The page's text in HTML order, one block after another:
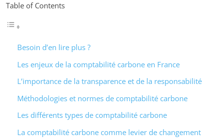
Table of Contents
Besoin d’en lire plus ?
Les enjeux de la comptabilité carbone en France
L’importance de la transparence et de la responsabilité
Méthodologies et normes de comptabilité carbone
Les différents types de comptabilité carbone
La comptabilité carbone comme levier de changement